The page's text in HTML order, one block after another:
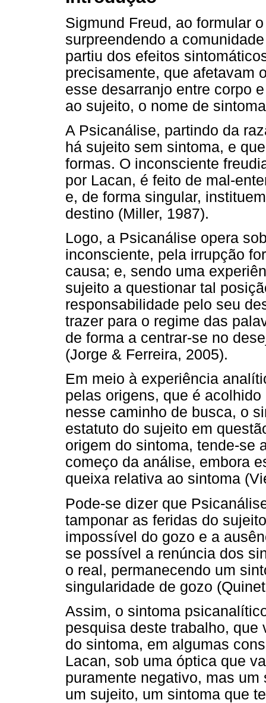
Sigmund Freud, ao formular
surpreendendo a
partiu dos efeitos
precisamente, que afetavam
esse desarranjo entre corpo
ao sujeito, o nome de
A Psicanálise, partindo da
há sujeito sem sintoma, e
formas. O inconsciente
por Lacan, é feito de mal-
e, de forma singular,
destino (Miller, 1987).
Logo, a Psicanálise opera
inconsciente, pela irrupção
causa; e, sendo uma
sujeito a questionar tal
responsabilidade pelo seu
trazer para o regime das
de forma a centrar-se no
(Jorge & Ferreira, 2005).
Em meio à experiência
pelas origens, que é
nesse caminho de busca, o
estatuto do sujeito em
origem do sintoma, tende-se
começo da análise, embora
queixa relativa ao sintoma
Pode-se dizer que
tamponar as feridas do
impossível do gozo e a
se possível a renúncia dos
o real, permanecendo um
singularidade de gozo
Assim, o sintoma
pesquisa deste trabalho,
do sintoma, em algumas
Lacan, sob uma óptica que
puramente negativo, mas
um sujeito, um sintoma que